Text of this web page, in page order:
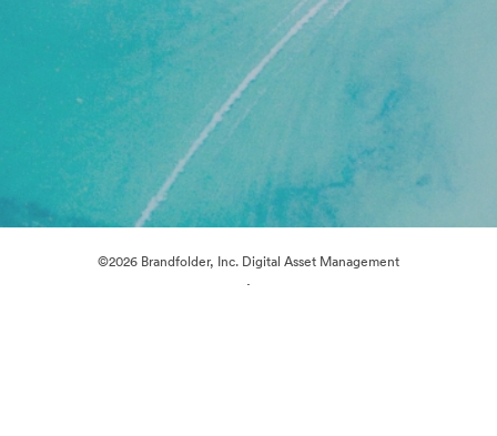
©2026 Brandfolder, Inc. Digital Asset Management
·